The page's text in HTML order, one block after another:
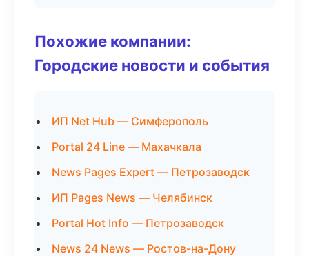
Похожие компании:
Городские новости и события
ИП Net Hub — Симферополь
Portal 24 Line — Махачкала
News Pages Expert — Петрозаводск
ИП Pages News — Челябинск
Portal Hot Info — Петрозаводск
News 24 News — Ростов-на-Дону